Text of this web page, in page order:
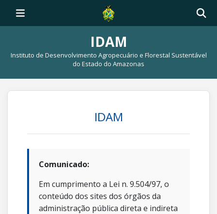
IDAM
Instituto de Desenvolvimento Agropecuário e Florestal Sustentável
do Estado do Amazonas
IDAM
Comunicado:
Em cumprimento a Lei n. 9.504/97, o
conteúdo dos sites dos órgãos da
administração pública direta e indireta